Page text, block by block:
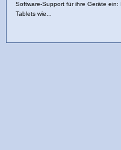
Software‑Support für ihre Geräte
Tablets wie...